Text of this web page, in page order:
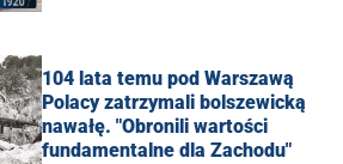
104 lata temu pod Warszawą
Polacy zatrzymali bolszewicką
nawałę. "Obronili wartości
fundamentalne dla Zachodu"